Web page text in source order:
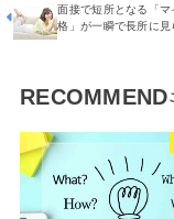
面接で短所となる「マ
格」が一瞬で長所に見
RECOMMEND